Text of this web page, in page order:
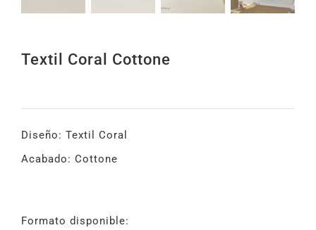
Textil Coral Cottone
Diseño: Textil Coral
Acabado: Cottone
Formato disponible: